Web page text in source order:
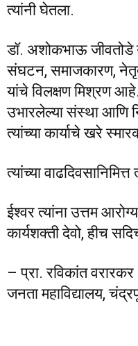
त्यांनी घेतला.
डॉ. अशोकभाऊ जीवतोडे
संघटन, समाजकारण,
यांचे विलक्षण मिश्रण
उभारलेल्या संस्था आणि
त्यांच्या कार्याचे खरे
त्यांच्या
ईश्वर त्यांना उत्तम
कार्यशक्ती देवो, हीच
– प्रा. रविकांत वरारकर
जनता महाविद्यालय,